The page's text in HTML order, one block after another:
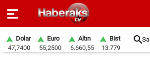
Dolar
47,7400
Euro
55,2500
Altın
6.660,55
Bist
13.779